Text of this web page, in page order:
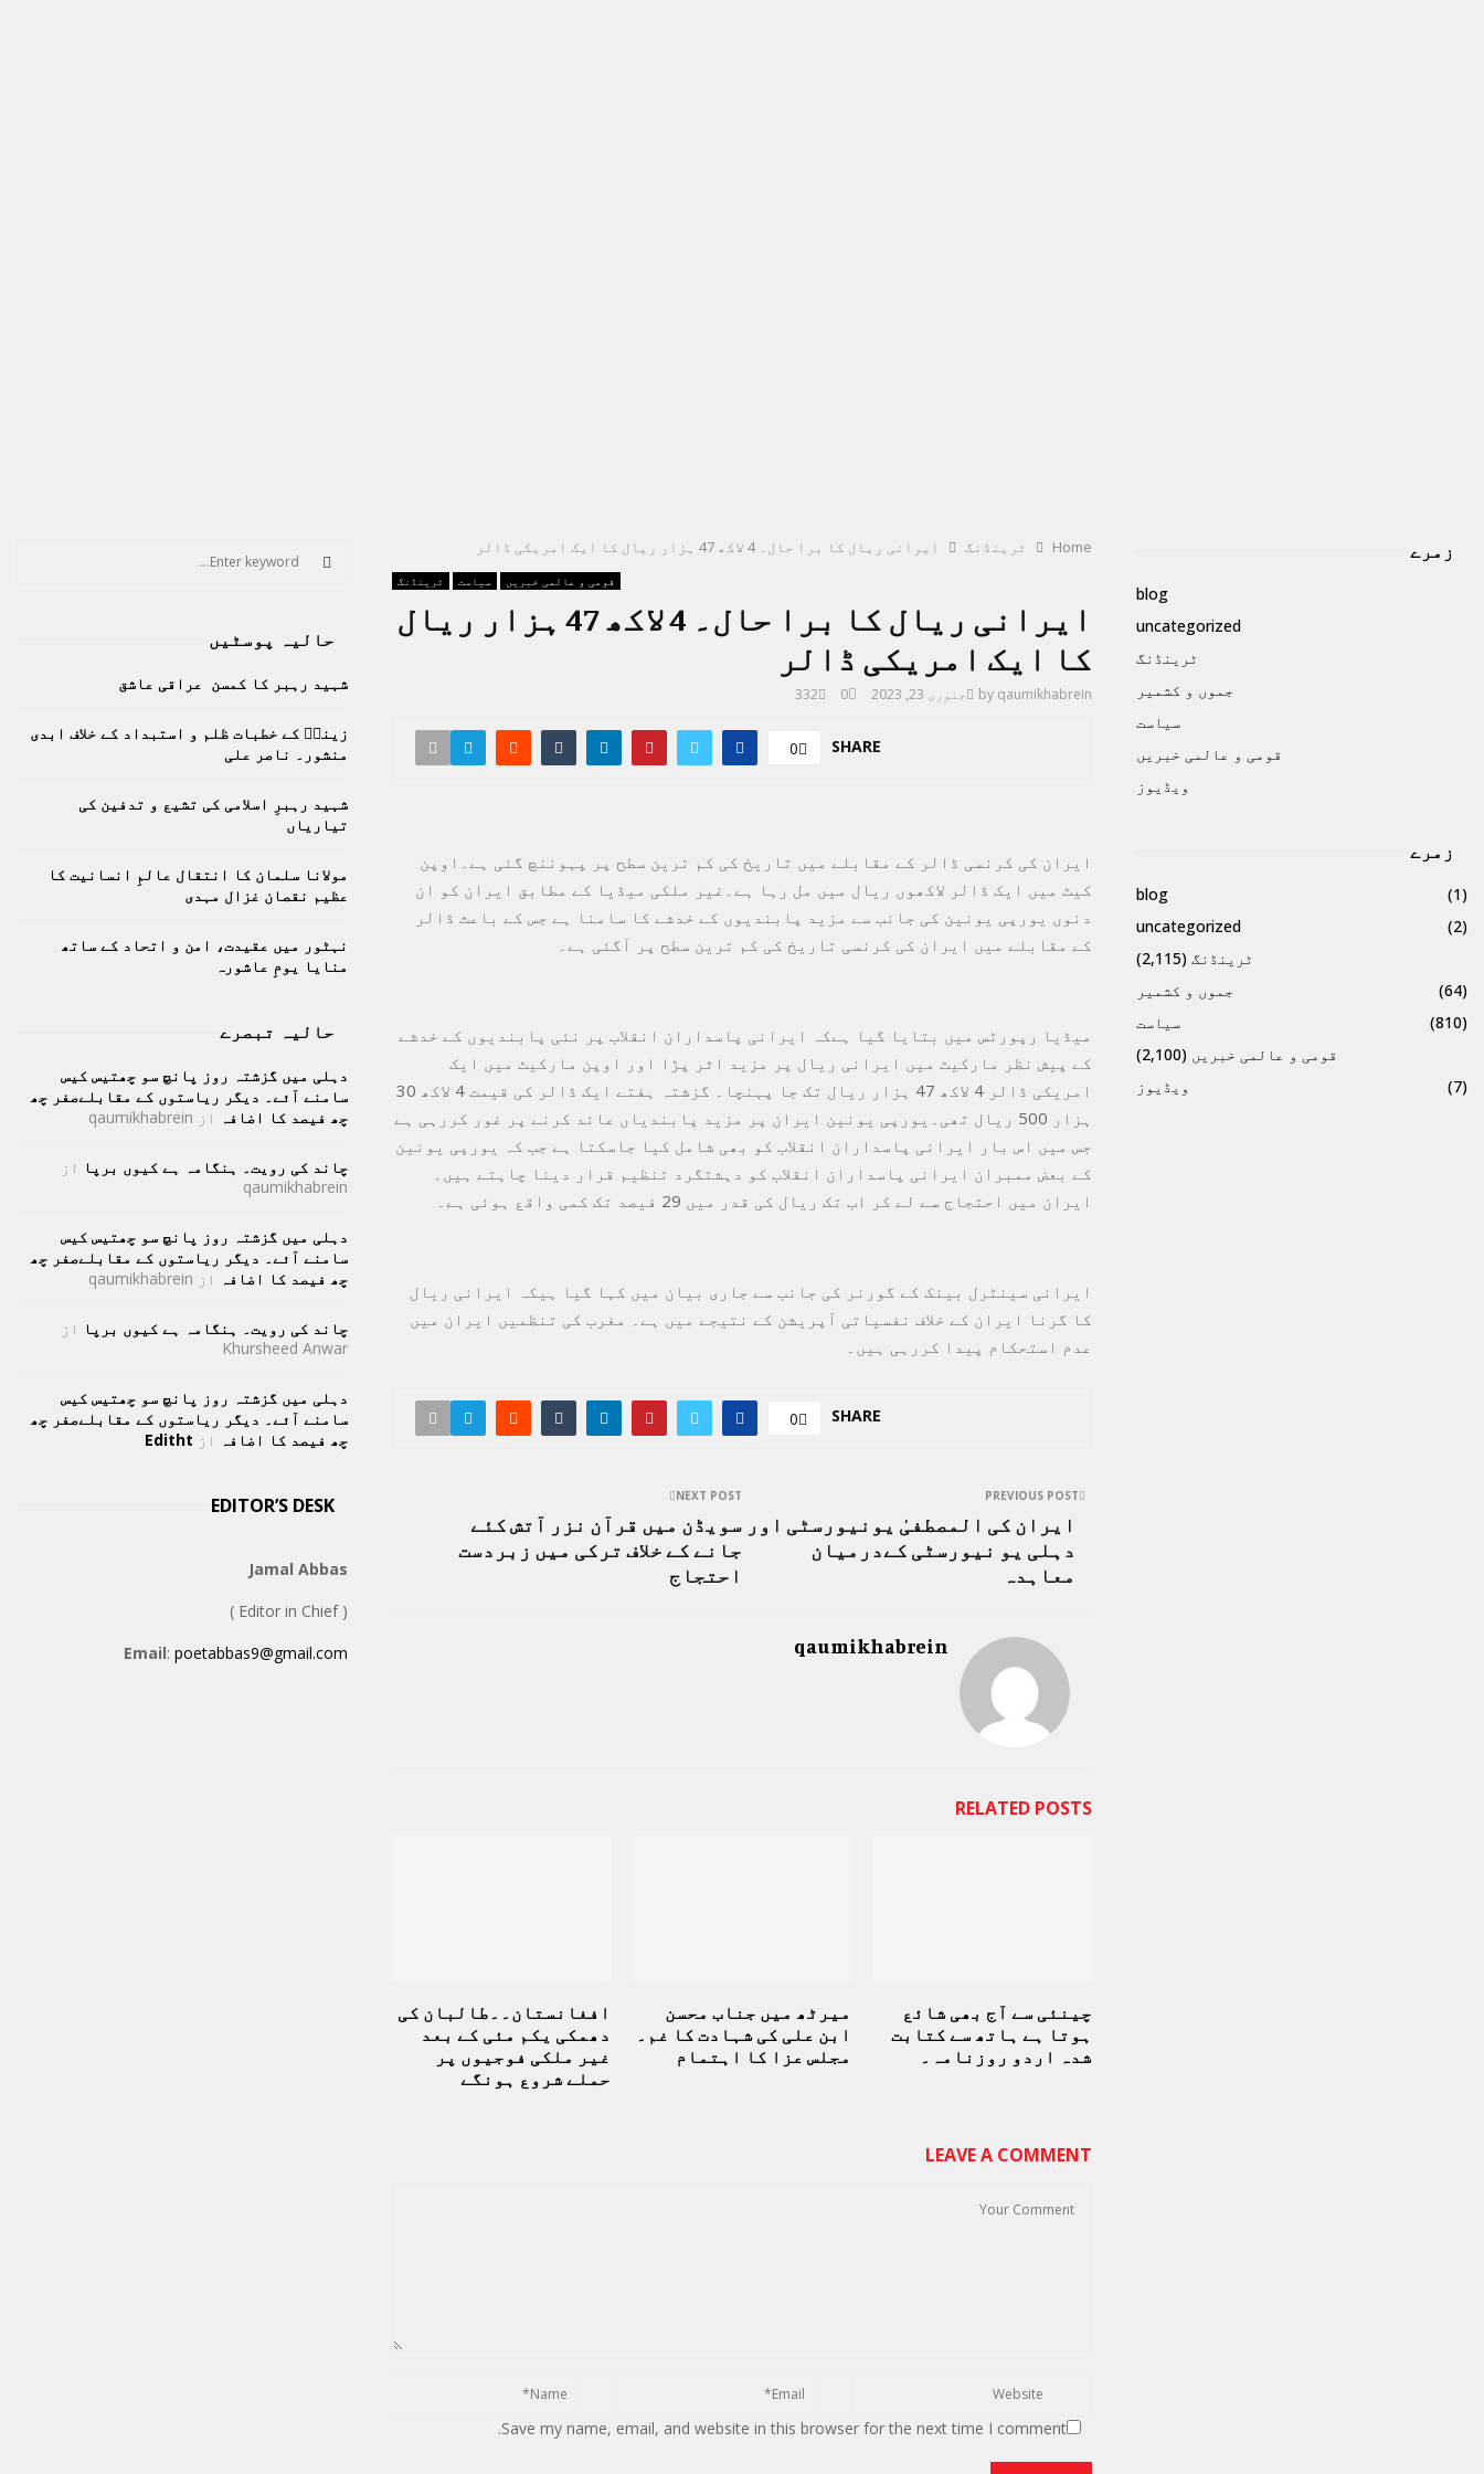
Home ٹرینڈنگ ایرانی ریال کا برا حال۔ 4 لاکھ 47 ہزار ریال کا ایک امریکی ڈالر
ٹرینڈنگ سیاست قومی و عالمی خبریں
ایرانی ریال کا برا حال۔ 4 لاکھ 47 ہزار ریال
کا ایک امریکی ڈالر
by qaumikhabrein جنوری 23, 2023 0
332
SHARE
0
ایران کی کرنسی ڈالر کے مقابلے میں تاریخ کی کم ترین سطح پر پہوننچ گئی ہے۔اوپن
کیٹ میں ایک ڈالر لاکھوں ریال میں مل رہا ہے۔غیر ملکی میڈیا کے مطابق ایران کو ان
دنوں یورپی یونین کی جانب سے مزید پابندیوں کے خدشے کا سامنا ہے جس کے باعث ڈالر
کے مقابلے میں ایران کی کرنسی تاریخ کی کم ترین سطح پر آگئی ہے۔
میڈیا رپورٹس میں بتایا گیا ہےکہ ایرانی پاسداران انقلاب پر نئی پابندیوں کے خدشے
کے پیش نظر مارکیٹ میں ایرانی ریال پر مزید اثر پڑا اور اوپن مارکیٹ میں ایک
امریکی ڈالر 4 لاکھ 47 ہزار ریال تک جا پہنچا۔ گزشتہ ہفتے ایک ڈالر کی قیمت 4 لاکھ 30
ہزار 500 ریال تھی۔یورپی یونین ایران پر مزید پابندیاں عائد کرنے پر غور کررہی ہے
جس میں اس بار ایرانی پاسداران انقلاب کو بھی شامل کیا جاسکتا ہے جب کہ یورپی یونین
کے بعض ممبران ایرانی پاسداران انقلاب کو دہشتگرد تنظیم قرار دینا چاہتے ہیں۔
ایران میں احتجاج سے لے کر اب تک ریال کی قدر میں 29 فیصد تک کمی واقع ہوئی ہے۔
ایرانی سینٹرل بینک کے گورنر کی جانب سے جاری بیان میں کہا گیا ہیکہ ایرانی ریال
کا گرنا ایران کے خلاف نفسیاتی آپریشن کے نتیجے میں ہے۔ مغرب کی تنظمیں ایران میں
عدم استحکام پیدا کررہی ہیں۔
SHARE
0
PREVIOUS POST
ایران کی المصطفیٰ یونیورسٹی اور
دہلی یو نیورسٹی کےدرمیان
معاہدہ
NEXT POST
سویڈن میں قرآن نزر آتش کئے
جانے کے خلاف ترکی میں زبردست
احتجاج
qaumikhabrein
RELATED POSTS
افغانستان۔۔طالبان کی
دھمکی یکم مئی کے بعد
غیر ملکی فوجیوں پر
حملے شروع ہونگے
میرٹھ میں جناب محسن
ابن علی کی شہادت کا غم۔
مجلس عزا کا اہتمام
چینئی سے آج بھی شائع
ہوتا ہے ہاتھ سے کتابت
شدہ اردو روزنامہ۔
LEAVE A COMMENT
Save my name, email, and website in this browser for the next time I comment.
زمرے
blog
uncategorized
ٹرینڈنگ
جموں و کشمیر
سیاست
قومی و عالمی خبریں
ویڈیوز
زمرے
blog
(1)
uncategorized
(2)
ٹرینڈنگ (2,115)
جموں و کشمیر
(64)
سیاست
(810)
قومی و عالمی خبریں (2,100)
ویڈیوز
(7)
f
r
:
E
A
R
H
حالیہ پوسٹیں
شہید رہبر کا کمسن عراقی عاشق
زینبؑ کے خطبات ظلم و استبداد کے خلاف ابدی
منشور۔ ناصر علی
شہید رہبرِ اسلامی کی تشیع و تدفین کی
تیاریاں
مولانا سلمان کا انتقال عالمِ انسانیت کا
عظیم نقصان غزال مہدی
نہٹور میں عقیدت، امن و اتحاد کے ساتھ
منایا یومِ عاشورہ
حالیہ تبصرے
دہلی میں گزشتہ روز پانچ سو چھتیس کیس
سامنے آئے۔ دیگر ریاستوں کے مقابلےصفر چھ
چھ فیصد کا اضافہ از qaumikhabrein
چاند کی رویت۔ ہنگامہ ہے کیوں برپا از
qaumikhabrein
دہلی میں گزشتہ روز پانچ سو چھتیس کیس
سامنے آئے۔ دیگر ریاستوں کے مقابلےصفر چھ
چھ فیصد کا اضافہ از qaumikhabrein
چاند کی رویت۔ ہنگامہ ہے کیوں برپا از
Khursheed Anwar
دہلی میں گزشتہ روز پانچ سو چھتیس کیس
سامنے آئے۔ دیگر ریاستوں کے مقابلےصفر چھ
چھ فیصد کا اضافہ از Editht
EDITOR’S DESK
Jamal Abbas
( Editor in Chief )
Email: poetabbas9@gmail.com